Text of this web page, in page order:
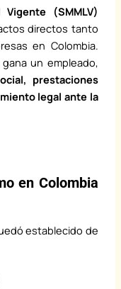
(SMMLV)
directos tanto
en Colombia.
un empleado,
prestaciones
legal ante la
en Colombia
establecido de